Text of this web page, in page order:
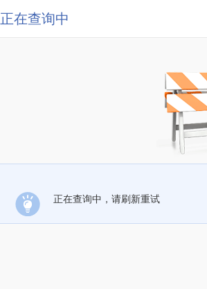
正在查询中
正在查询中，请刷新重试